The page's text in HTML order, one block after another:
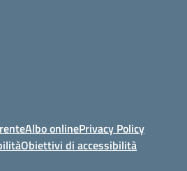
Albo onlinePrivacy Policy
Obiettivi di accessibilità